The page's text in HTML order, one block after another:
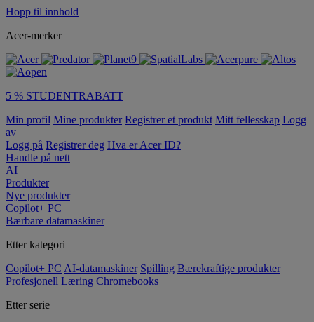
Hopp til innhold
Acer-merker
5 % STUDENTRABATT
Min profil Mine produkter Registrer et produkt Mitt fellesskap Logg
av
Logg på Registrer deg Hva er Acer ID?
Handle på nett
AI
Produkter
Nye produkter
Copilot+ PC
Bærbare datamaskiner
Etter kategori
Copilot+ PC AI-datamaskiner Spilling Bærekraftige produkter
Profesjonell Læring Chromebooks
Etter serie